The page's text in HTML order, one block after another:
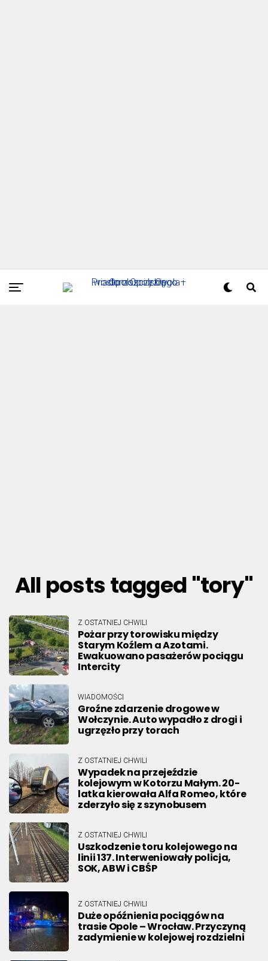
All posts tagged "tory"
Z OSTATNIEJ CHWILI
Pożar przy torowisku między
Starym Koźlem a Azotami.
Ewakuowano pasażerów pociągu
Intercity
WIADOMOŚCI
Groźne zdarzenie drogowe w
Wołczynie. Auto wypadło z drogi i
ugrzęzło przy torach
Z OSTATNIEJ CHWILI
Wypadek na przejeździe
kolejowym w Kotorzu Małym. 20-
latka kierowała Alfa Romeo, które
zderzyło się z szynobusem
Z OSTATNIEJ CHWILI
Uszkodzenie toru kolejowego na
linii 137. Interweniowały policja,
SOK, ABW i CBŚP
Z OSTATNIEJ CHWILI
Duże opóźnienia pociągów na
trasie Opole – Wrocław. Przyczyną
zadymienie w kolejowej rozdzielni